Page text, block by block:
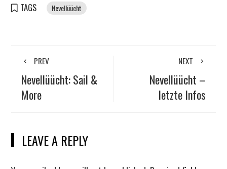
TAGS Nevellüücht
PREV
Nevellüücht: Sail &
More
NEXT
Nevellüücht –
letzte Infos
LEAVE A REPLY